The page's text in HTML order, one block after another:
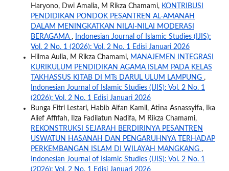
Haryono, Dwi Amalia, M Rikza Chamami, KONTRIBUSI
PENDIDIKAN PONDOK PESANTREN AL-AMANAH
DALAM MENINGKATKAN NILAI-NILAI MODERASI
BERAGAMA ,
Indonesian Journal of Islamic Studies (IJIS):
Vol. 2 No. 1 (2026): Vol. 2 No. 1 Edisi Januari 2026
Hilma Aulia, M Rikza Chamami, MANAJEMEN INTEGRASI
KURIKULUM PENDIDIKAN AGAMA ISLAM PADA KELAS
TAKHASSUS KITAB DI MTs DARUL ULUM LAMPUNG ,
Indonesian Journal of Islamic Studies (IJIS): Vol. 2 No. 1
(2026): Vol. 2 No. 1 Edisi Januari 2026
Bunga Fitri Lestari, Habib Aifan Kamil, Atina Asnassyifa, Ika
Alief Affifah, Ilza Fadilatun Nadifa, M Rikza Chamami,
REKONSTRUKSI SEJARAH BERDIRINYA PESANTREN
USWATUN HASANAH DAN PENGARUHNYA TERHADAP
PERKEMBANGAN ISLAM DI WILAYAH MANGKANG ,
Indonesian Journal of Islamic Studies (IJIS): Vol. 2 No. 1
(2026): Vol. 2 No. 1 Edisi Januari 2026